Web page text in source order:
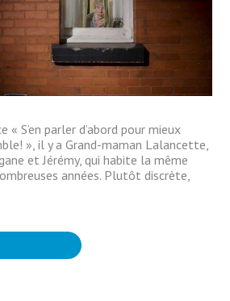
S’en parler d’abord pour mieux
», il y a Grand-maman Lalancette,
et Jérémy, qui habite la même
années. Plutôt discrète,